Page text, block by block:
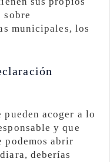
sobre
municipales, los
pueden acoger a lo
y que
podemos abrir
deberías